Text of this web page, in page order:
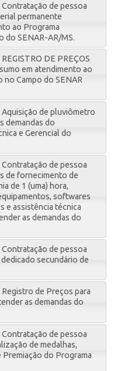
de pessoa
permanente
ao Programa
do SENAR-AR/MS.
DE PREÇOS
em atendimento ao
Campo do SENAR
de pluviômetro
demandas do
e Gerencial do
de pessoa
de fornecimento de
de 1 (uma) hora,
softwares
e assistência técnica
as demandas do
de pessoa
secundário de
de Preços para
as demandas do
de pessoa
de medalhas,
do Programa